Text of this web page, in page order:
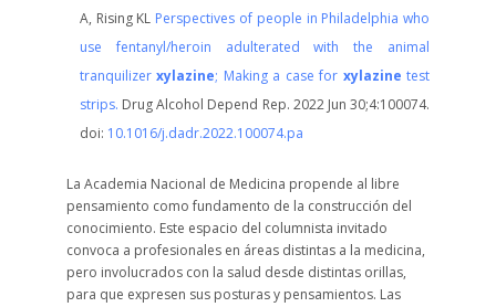
A, Rising KL Perspectives of people in Philadelphia who
use fentanyl/heroin adulterated with the animal
tranquilizerxylazine; Making a case for xylazine test
strips. Drug Alcohol Depend Rep. 2022 Jun 30;4:100074.
doi: 10.1016/j.dadr.2022.100074.pa
La Academia Nacional de Medicina propende al libre
pensamiento como fundamento de la construcción del
conocimiento. Este espacio del columnista invitado
convoca a profesionales en áreas distintas a la medicina,
pero involucrados con la salud desde distintas orillas,
para que expresen sus posturas y pensamientos. Las